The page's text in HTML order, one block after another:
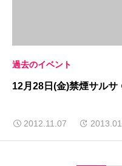
過去のイベント
12月28日(金)禁煙サルサ
2012.11.07